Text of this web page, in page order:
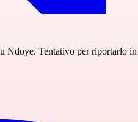
Ndoye. Tentativo per riportarlo in